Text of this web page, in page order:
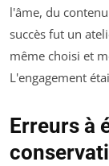
l'âme, du
succès fut un
même choisi et
L'engagement
Erreurs à